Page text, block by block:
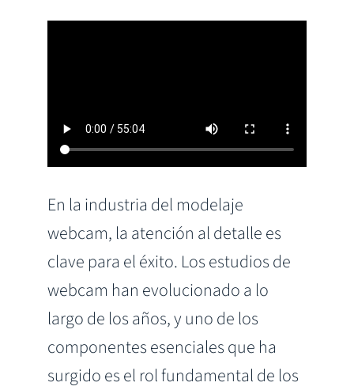
En la industria del modelaje
webcam, la atención al detalle es
clave para el éxito. Los estudios de
webcam han evolucionado a lo
largo de los años, y uno de los
componentes esenciales que ha
surgido es el rol fundamental de los